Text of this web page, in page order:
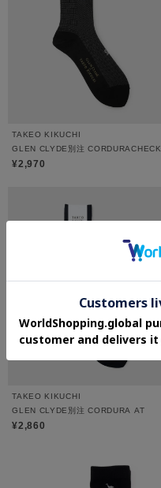
TAKEO KIKUCHI
GLEN CLYDE別注 CORDURACHECK
¥2,970
TAKEO KIKUCHI
GLEN CLYDE別注 CORDURA AT
¥2,860